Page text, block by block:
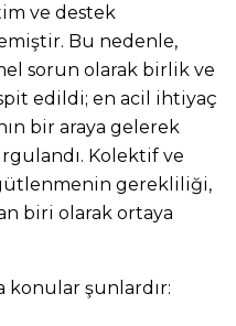
ve destek
Bu nedenle,
sorun olarak birlik ve
edildi; en acil ihtiyaç
bir araya gelerek
Kolektif ve
gerekliliği,
biri olarak ortaya
konular şunlardır: